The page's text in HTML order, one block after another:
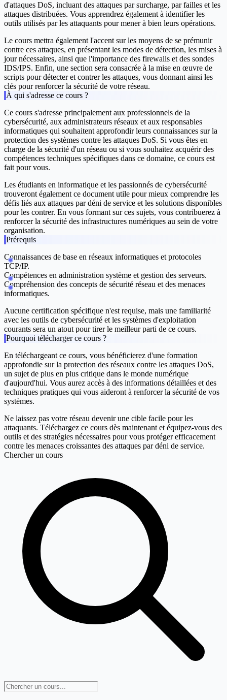
d'attaques DoS, incluant des attaques par surcharge, par failles et les
attaques distribuées. Vous apprendrez également à identifier les
outils utilisés par les attaquants pour mener à bien leurs opérations.
Le cours mettra également l'accent sur les moyens de se prémunir
contre ces attaques, en présentant les modes de détection, les mises à
jour nécessaires, ainsi que l'importance des firewalls et des sondes
IDS/IPS. Enfin, une section sera consacrée à la mise en œuvre de
scripts pour détecter et contrer les attaques, vous donnant ainsi les
clés pour renforcer la sécurité de votre réseau.
À qui s'adresse ce cours ?
Ce cours s'adresse principalement aux professionnels de la
cybersécurité, aux administrateurs réseaux et aux responsables
informatiques qui souhaitent approfondir leurs connaissances sur la
protection des systèmes contre les attaques DoS. Si vous êtes en
charge de la sécurité d'un réseau ou si vous souhaitez acquérir des
compétences techniques spécifiques dans ce domaine, ce cours est
fait pour vous.
Les étudiants en informatique et les passionnés de cybersécurité
trouveront également ce document utile pour mieux comprendre les
défis liés aux attaques par déni de service et les solutions disponibles
pour les contrer. En vous formant sur ces sujets, vous contribuerez à
renforcer la sécurité des infrastructures numériques au sein de votre
organisation.
Prérequis
Connaissances de base en réseaux informatiques et protocoles
TCP/IP.
Compétences en administration système et gestion des serveurs.
Compréhension des concepts de sécurité réseau et des menaces
informatiques.
Aucune certification spécifique n'est requise, mais une familiarité
avec les outils de cybersécurité et les systèmes d'exploitation
courants sera un atout pour tirer le meilleur parti de ce cours.
Pourquoi télécharger ce cours ?
En téléchargeant ce cours, vous bénéficierez d'une formation
approfondie sur la protection des réseaux contre les attaques DoS,
un sujet de plus en plus critique dans le monde numérique
d'aujourd'hui. Vous aurez accès à des informations détaillées et des
techniques pratiques qui vous aideront à renforcer la sécurité de vos
systèmes.
Ne laissez pas votre réseau devenir une cible facile pour les
attaquants. Téléchargez ce cours dès maintenant et équipez-vous des
outils et des stratégies nécessaires pour vous protéger efficacement
contre les menaces croissantes des attaques par déni de service.
Chercher un cours